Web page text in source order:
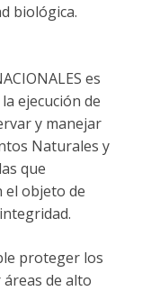
biológica.
es
ejecución de
y manejar
Naturales y
que
el objeto de
proteger los
de alto